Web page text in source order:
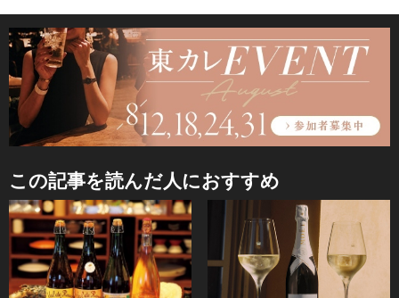
この記事を読んだ人におすすめ